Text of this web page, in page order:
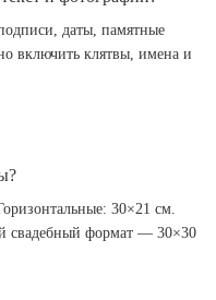
даты, памятные
включить клятвы, имена и
30×21 см.
свадебный формат — 30×30